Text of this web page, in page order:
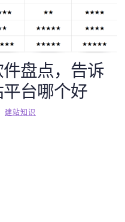
盘点，告诉
台哪个好
建站知识